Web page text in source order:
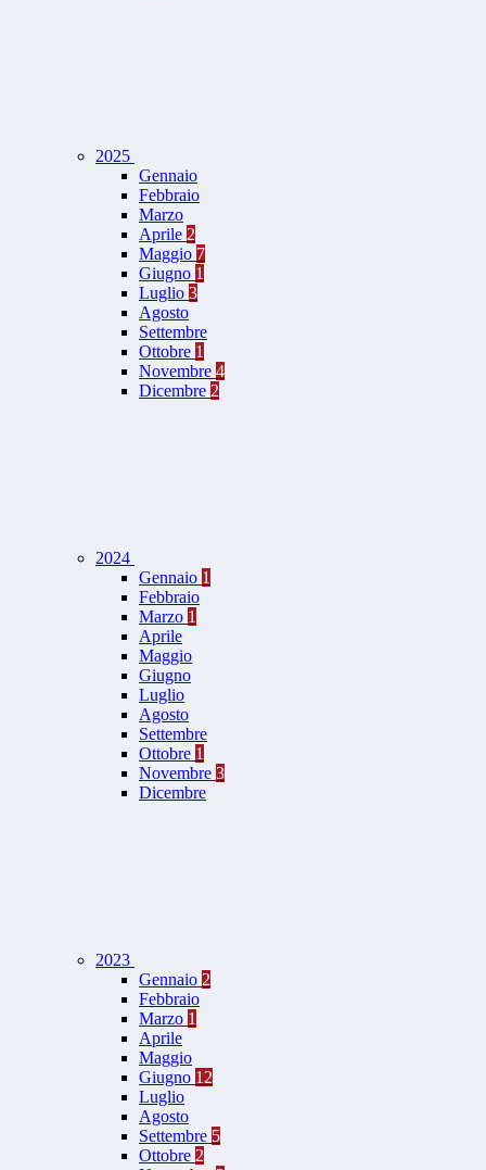
2025
Gennaio
Febbraio
Marzo
Aprile 2
Maggio 7
Giugno 1
Luglio 3
Agosto
Settembre
Ottobre 1
Novembre 4
Dicembre 2
2024
Gennaio 1
Febbraio
Marzo 1
Aprile
Maggio
Giugno
Luglio
Agosto
Settembre
Ottobre 1
Novembre 3
Dicembre
2023
Gennaio 2
Febbraio
Marzo 1
Aprile
Maggio
Giugno 12
Luglio
Agosto
Settembre 5
Ottobre 2